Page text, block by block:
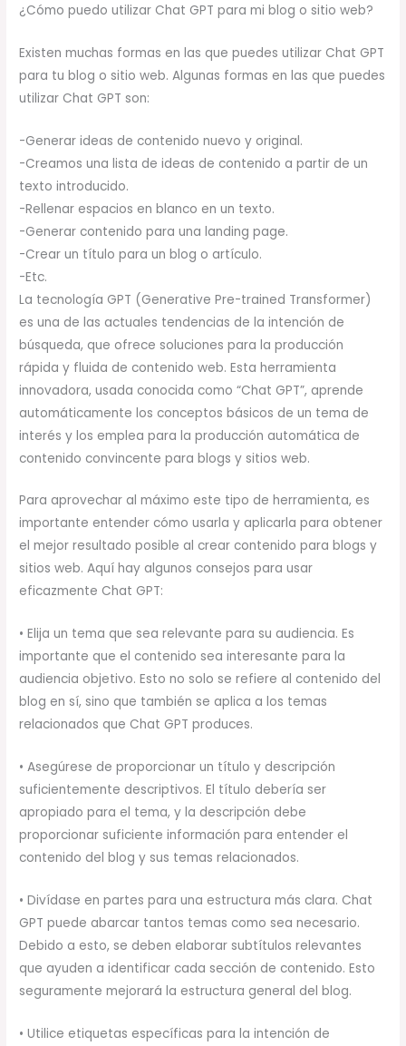
¿Cómo puedo utilizar Chat GPT para mi blog o sitio web?
Existen muchas formas en las que puedes utilizar Chat GPT
para tu blog o sitio web. Algunas formas en las que puedes
utilizar Chat GPT son:
-Generar ideas de contenido nuevo y original.
-Creamos una lista de ideas de contenido a partir de un
texto introducido.
-Rellenar espacios en blanco en un texto.
-Generar contenido para una landing page.
-Crear un título para un blog o artículo.
-Etc.
La tecnología GPT (Generative Pre-trained Transformer)
es una de las actuales tendencias de la intención de
búsqueda, que ofrece soluciones para la producción
rápida y fluida de contenido web. Esta herramienta
innovadora, usada conocida como “Chat GPT”, aprende
automáticamente los conceptos básicos de un tema de
interés y los emplea para la producción automática de
contenido convincente para blogs y sitios web.
Para aprovechar al máximo este tipo de herramienta, es
importante entender cómo usarla y aplicarla para obtener
el mejor resultado posible al crear contenido para blogs y
sitios web. Aquí hay algunos consejos para usar
eficazmente Chat GPT:
• Elija un tema que sea relevante para su audiencia. Es
importante que el contenido sea interesante para la
audiencia objetivo. Esto no solo se refiere al contenido del
blog en sí, sino que también se aplica a los temas
relacionados que Chat GPT produces.
• Asegúrese de proporcionar un título y descripción
suficientemente descriptivos. El título debería ser
apropiado para el tema, y la descripción debe
proporcionar suficiente información para entender el
contenido del blog y sus temas relacionados.
• Divídase en partes para una estructura más clara. Chat
GPT puede abarcar tantos temas como sea necesario.
Debido a esto, se deben elaborar subtítulos relevantes
que ayuden a identificar cada sección de contenido. Esto
seguramente mejorará la estructura general del blog.
• Utilice etiquetas específicas para la intención de